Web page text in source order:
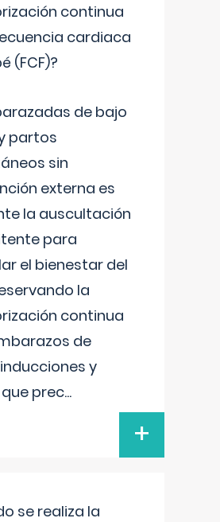
continua
cardiaca
(FCF)?
de bajo
partos
sin
externa es
la auscultación
para
el bienestar del
la
continua
de
y
prec...
+
se realiza la